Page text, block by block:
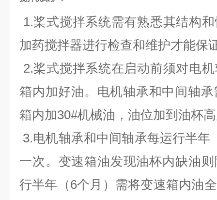
1.桨式搅拌系统需有熟悉其结构
加药搅拌器进行检查和维护才能
2.桨式搅拌系统在启动前须对电
箱内加好油。电机轴承和中间轴
箱内加30#机械油，油位加到油杯
3.电机轴承和中间轴承每运行半年
一次。变速箱油发现油杯内缺油
行半年（6个月）需将变速箱内油